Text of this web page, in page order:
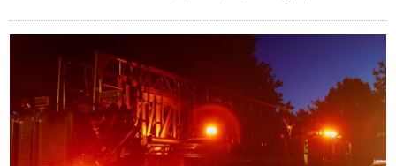
убийства иранцев».